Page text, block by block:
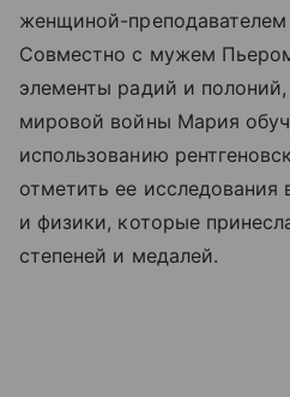
женщиной-
Совместно с мужем
элементы радий и
мировой войны Мария
использованию
отметить ее исследования
и физики, которые
степеней и медалей.